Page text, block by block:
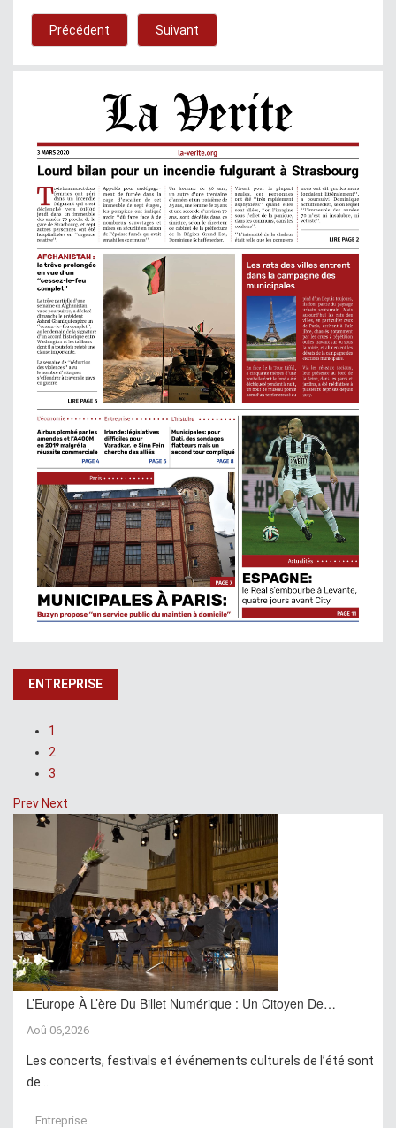
Précédent Suivant
ENTREPRISE
1
2
3
Prev Next
L’Europe À L’ère Du Billet Numérique : Un Citoyen De…
Aoû 06,2026
Les concerts, festivals et événements culturels de l’été sont
de...
Entreprise